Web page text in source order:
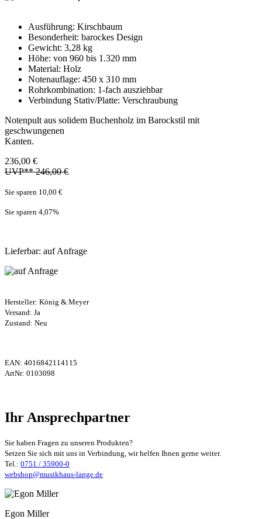
Ausführung: Kirschbaum
Besonderheit: barockes Design
Gewicht: 3,28 kg
Höhe: von 960 bis 1.320 mm
Material: Holz
Notenauflage: 450 x 310 mm
Rohrkombination: 1-fach ausziehbar
Verbindung Stativ/Platte: Verschraubung
Notenpult aus solidem Buchenholz im Barockstil mit
geschwungenen
Kanten.
236,00 €
UVP** 246,00 €
Sie sparen 10,00 €
Sie sparen 4,07%
Lieferbar: auf Anfrage
Hersteller: König & Meyer
Versand: Ja
Zustand: Neu
EAN: 4016842114115
ArtNr: 0103098
Ihr Ansprechpartner
Sie haben Fragen zu unseren Produkten?
Setzen Sie sich mit uns in Verbindung, wir helfen Ihnen gerne weiter.
Tel.: 0751 / 35900-0
webshop@musikhaus-lange.de
Egon Miller